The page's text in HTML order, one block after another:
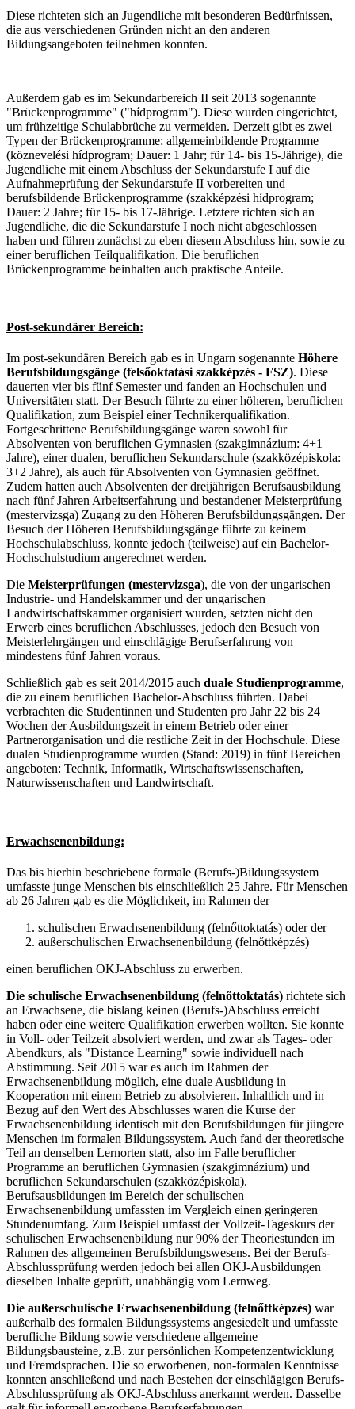
Diese richteten sich an Jugendliche mit besonderen Bedürfnissen,
die aus verschiedenen Gründen nicht an den anderen
Bildungsangeboten teilnehmen konnten.
Außerdem gab es im Sekundarbereich II seit 2013 sogenannte
"Brückenprogramme" ("hídprogram"). Diese wurden eingerichtet,
um frühzeitige Schulabbrüche zu vermeiden. Derzeit gibt es zwei
Typen der Brückenprogramme: allgemeinbildende Programme
(köznevelési hídprogram; Dauer: 1 Jahr; für 14- bis 15-Jährige), die
Jugendliche mit einem Abschluss der Sekundarstufe I auf die
Aufnahmeprüfung der Sekundarstufe II vorbereiten und
berufsbildende Brückenprogramme (szakképzési hídprogram;
Dauer: 2 Jahre; für 15- bis 17-Jährige. Letztere richten sich an
Jugendliche, die die Sekundarstufe I noch nicht abgeschlossen
haben und führen zunächst zu eben diesem Abschluss hin, sowie zu
einer beruflichen Teilqualifikation. Die beruflichen
Brückenprogramme beinhalten auch praktische Anteile.
Post-sekundärer Bereich:
Im post-sekundären Bereich gab es in Ungarn sogenannte Höhere
Berufsbildungsgänge (felsőoktatási szakképzés - FSZ). Diese
dauerten vier bis fünf Semester und fanden an Hochschulen und
Universitäten statt. Der Besuch führte zu einer höheren, beruflichen
Qualifikation, zum Beispiel einer Technikerqualifikation.
Fortgeschrittene Berufsbildungsgänge waren sowohl für
Absolventen von beruflichen Gymnasien (szakgimnázium: 4+1
Jahre), einer dualen, beruflichen Sekundarschule (szakközépiskola:
3+2 Jahre), als auch für Absolventen von Gymnasien geöffnet.
Zudem hatten auch Absolventen der dreijährigen Berufsausbildung
nach fünf Jahren Arbeitserfahrung und bestandener Meisterprüfung
(mestervizsga) Zugang zu den Höheren Berufsbildungsgängen. Der
Besuch der Höheren Berufsbildungsgänge führte zu keinem
Hochschulabschluss, konnte jedoch (teilweise) auf ein Bachelor-
Hochschulstudium angerechnet werden.
Die Meisterprüfungen (mestervizsga), die von der ungarischen
Industrie- und Handelskammer und der ungarischen
Landwirtschaftskammer organisiert wurden, setzten nicht den
Erwerb eines beruflichen Abschlusses, jedoch den Besuch von
Meisterlehrgängen und einschlägige Berufserfahrung von
mindestens fünf Jahren voraus.
Schließlich gab es seit 2014/2015 auch duale Studienprogramme,
die zu einem beruflichen Bachelor-Abschluss führten. Dabei
verbrachten die Studentinnen und Studenten pro Jahr 22 bis 24
Wochen der Ausbildungszeit in einem Betrieb oder einer
Partnerorganisation und die restliche Zeit in der Hochschule. Diese
dualen Studienprogramme wurden (Stand: 2019) in fünf Bereichen
angeboten: Technik, Informatik, Wirtschaftswissenschaften,
Naturwissenschaften und Landwirtschaft.
Erwachsenenbildung:
Das bis hierhin beschriebene formale (Berufs-)Bildungssystem
umfasste junge Menschen bis einschließlich 25 Jahre. Für Menschen
ab 26 Jahren gab es die Möglichkeit, im Rahmen der
schulischen Erwachsenenbildung (felnőttoktatás) oder der
außerschulischen Erwachsenenbildung (felnőttképzés)
einen beruflichen OKJ-Abschluss zu erwerben.
Die schulische Erwachsenenbildung (felnőttoktatás) richtete sich
an Erwachsene, die bislang keinen (Berufs-)Abschluss erreicht
haben oder eine weitere Qualifikation erwerben wollten. Sie konnte
in Voll- oder Teilzeit absolviert werden, und zwar als Tages- oder
Abendkurs, als "Distance Learning" sowie individuell nach
Abstimmung. Seit 2015 war es auch im Rahmen der
Erwachsenenbildung möglich, eine duale Ausbildung in
Kooperation mit einem Betrieb zu absolvieren. Inhaltlich und in
Bezug auf den Wert des Abschlusses waren die Kurse der
Erwachsenenbildung identisch mit den Berufsbildungen für jüngere
Menschen im formalen Bildungssystem. Auch fand der theoretische
Teil an denselben Lernorten statt, also im Falle beruflicher
Programme an beruflichen Gymnasien (szakgimnázium) und
beruflichen Sekundarschulen (szakközépiskola).
Berufsausbildungen im Bereich der schulischen
Erwachsenenbildung umfassten im Vergleich einen geringeren
Stundenumfang. Zum Beispiel umfasst der Vollzeit-Tageskurs der
schulischen Erwachsenenbildung nur 90% der Theoriestunden im
Rahmen des allgemeinen Berufsbildungswesens. Bei der Berufs-
Abschlussprüfung werden jedoch bei allen OKJ-Ausbildungen
dieselben Inhalte geprüft, unabhängig vom Lernweg.
Die außerschulische Erwachsenenbildung (felnőttképzés) war
außerhalb des formalen Bildungssystems angesiedelt und umfasste
berufliche Bildung sowie verschiedene allgemeine
Bildungsbausteine, z.B. zur persönlichen Kompetenzentwicklung
und Fremdsprachen. Die so erworbenen, non-formalen Kenntnisse
konnten anschließend und nach Bestehen der einschlägigen Berufs-
Abschlussprüfung als OKJ-Abschluss anerkannt werden. Dasselbe